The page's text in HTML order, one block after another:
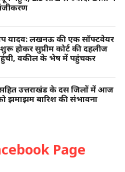
यादव: लखनऊ की एक सॉफ्टवेयर
होकर सुप्रीम कोर्ट की दहलीज
वकील के भेष में पहुंचकर
उत्तराखंड के दस जिलों में आज
झमाझम बारिश की संभावना
Page